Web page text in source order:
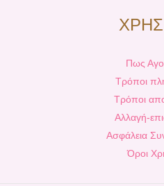
Πως
Τρόποι
Τρόποι
Αλλαγή-
Ασφάλεια
Όροι